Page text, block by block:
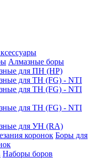
Алмазные боры
для ПН (HP)
для ТН (FG) - NTI
для ТН (FG) - NTI
для ТН (FG) - NTI
для УН (RA)
Боры для
Наборы боров